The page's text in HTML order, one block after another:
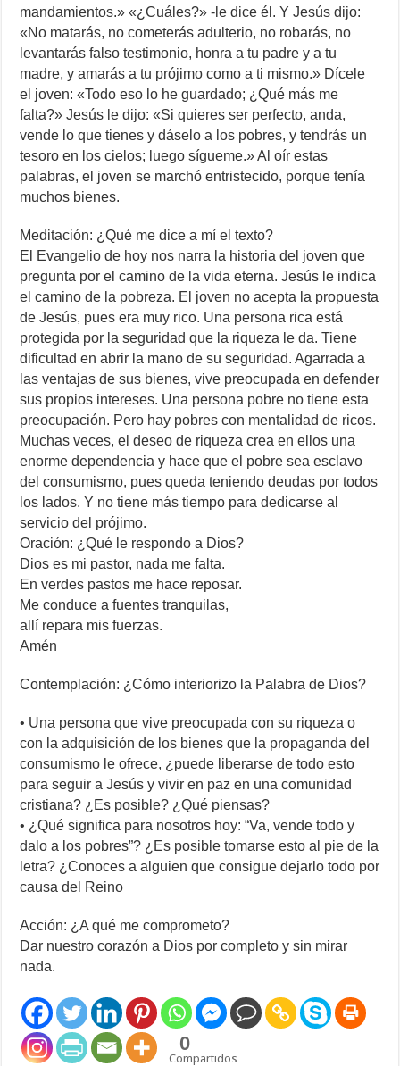
mandamientos.» «¿Cuáles?» -le dice él. Y Jesús dijo:
«No matarás, no cometerás adulterio, no robarás, no
levantarás falso testimonio, honra a tu padre y a tu
madre, y amarás a tu prójimo como a ti mismo.» Dícele
el joven: «Todo eso lo he guardado; ¿Qué más me
falta?» Jesús le dijo: «Si quieres ser perfecto, anda,
vende lo que tienes y dáselo a los pobres, y tendrás un
tesoro en los cielos; luego sígueme.» Al oír estas
palabras, el joven se marchó entristecido, porque tenía
muchos bienes.
Meditación: ¿Qué me dice a mí el texto?
El Evangelio de hoy nos narra la historia del joven que
pregunta por el camino de la vida eterna. Jesús le indica
el camino de la pobreza. El joven no acepta la propuesta
de Jesús, pues era muy rico. Una persona rica está
protegida por la seguridad que la riqueza le da. Tiene
dificultad en abrir la mano de su seguridad. Agarrada a
las ventajas de sus bienes, vive preocupada en defender
sus propios intereses. Una persona pobre no tiene esta
preocupación. Pero hay pobres con mentalidad de ricos.
Muchas veces, el deseo de riqueza crea en ellos una
enorme dependencia y hace que el pobre sea esclavo
del consumismo, pues queda teniendo deudas por todos
los lados. Y no tiene más tiempo para dedicarse al
servicio del prójimo.
Oración: ¿Qué le respondo a Dios?
Dios es mi pastor, nada me falta.
En verdes pastos me hace reposar.
Me conduce a fuentes tranquilas,
allí repara mis fuerzas.
Amén
Contemplación: ¿Cómo interiorizo la Palabra de Dios?
• Una persona que vive preocupada con su riqueza o
con la adquisición de los bienes que la propaganda del
consumismo le ofrece, ¿puede liberarse de todo esto
para seguir a Jesús y vivir en paz en una comunidad
cristiana? ¿Es posible? ¿Qué piensas?
• ¿Qué significa para nosotros hoy: “Va, vende todo y
dalo a los pobres”? ¿Es posible tomarse esto al pie de la
letra? ¿Conoces a alguien que consigue dejarlo todo por
causa del Reino
Acción: ¿A qué me comprometo?
Dar nuestro corazón a Dios por completo y sin mirar
nada.
0
Compartidos